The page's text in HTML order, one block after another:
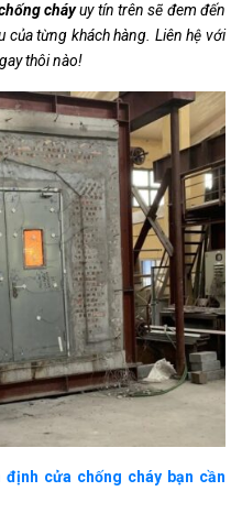
cháyuy tín trên sẽ đem đến
của từng khách hàng. Liên hệ với
thôi nào!
cửa chống cháy bạn cần